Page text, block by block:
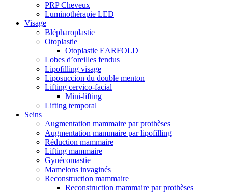
PRP Cheveux
Luminothérapie LED
Visage
Blépharoplastie
Otoplastie
Otoplastie EARFOLD
Lobes d’oreilles fendus
Lipofilling visage
Liposuccion du double menton
Lifting cervico-facial
Mini-lifting
Lifting temporal
Seins
Augmentation mammaire par prothèses
Augmentation mammaire par lipofilling
Réduction mammaire
Lifting mammaire
Gynécomastie
Mamelons invaginés
Reconstruction mammaire
Reconstruction mammaire par prothèses